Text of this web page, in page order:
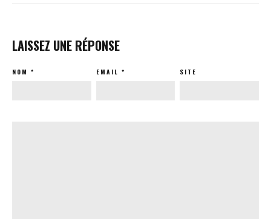
LAISSEZ UNE RÉPONSE
NOM * EMAIL * SITE